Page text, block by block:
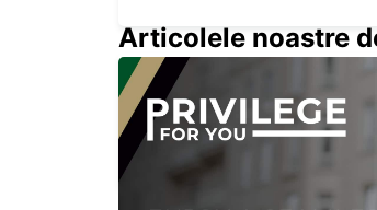
LA PALMA AIRPORT
VILLA DE MAZO - SPAIN
Articolele noastre